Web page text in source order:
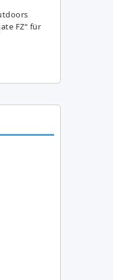
FZ“ für